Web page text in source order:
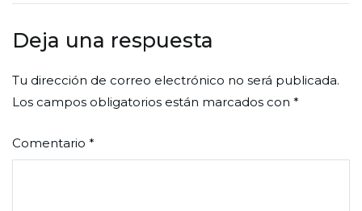
Deja una respuesta
Tu dirección de correo electrónico no será publicada.
Los campos obligatorios están marcados con *
Comentario *